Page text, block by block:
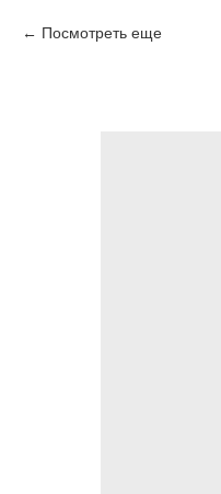
Посмотреть еще